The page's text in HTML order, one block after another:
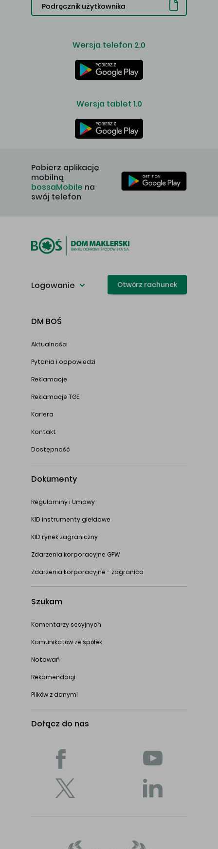
Podręcznik użytkownika
Wersja telefon 2.0
Wersja tablet 1.0
Pobierz aplikację
mobilną
bossaMobile na
swój telefon
Logowanie Otwórz rachunek
DM BOŚ
Aktualności
Pytania i odpowiedzi
Reklamacje
Reklamacje TGE
Kariera
Kontakt
Dostępność
Dokumenty
Regulaminy i Umowy
KID instrumenty giełdowe
KID rynek zagraniczny
Zdarzenia korporacyjne GPW
Zdarzenia korporacyjne - zagranica
Szukam
Komentarzy sesyjnych
Komunikatów ze spółek
Notowań
Rekomendacji
Plików z danymi
Dołącz do nas